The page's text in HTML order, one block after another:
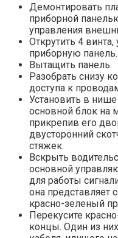
Демонтировать
приборной
управления
Открутить 4
приборную панель.
Вытащить панель.
Разобрать снизу
доступа к
Установить в
основной блок на
прикрепив его
двусторонний
стяжек.
Вскрыть
основной
для работы
она представляет
красно-зеленый
Перекусите
концы. Один из